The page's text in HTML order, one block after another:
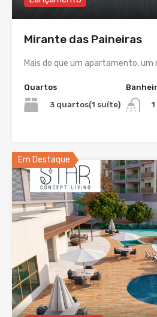
Mirante das Paineiras
Mais do que um apartamento,
Quartos
3 quartos(1 suíte)
1
Em Destaque